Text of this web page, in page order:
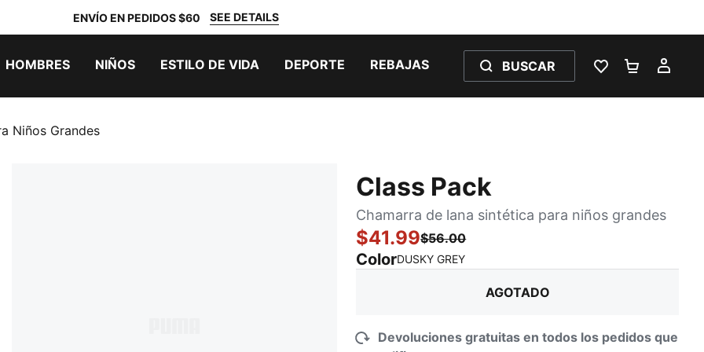
ENVÍO EN PEDIDOS $60 SEE DETAILS
HOMBRES NIÑOS ESTILO DE VIDA DEPORTE REBAJAS BUSCAR
LISTA DE
Niños Grandes
Class Pack
Chamarra de lana sintética para niños grandes
$41.99$56.00
ColorDUSKY GREY:
AGOTADO
Devoluciones gratuitas en todos los pedidos que